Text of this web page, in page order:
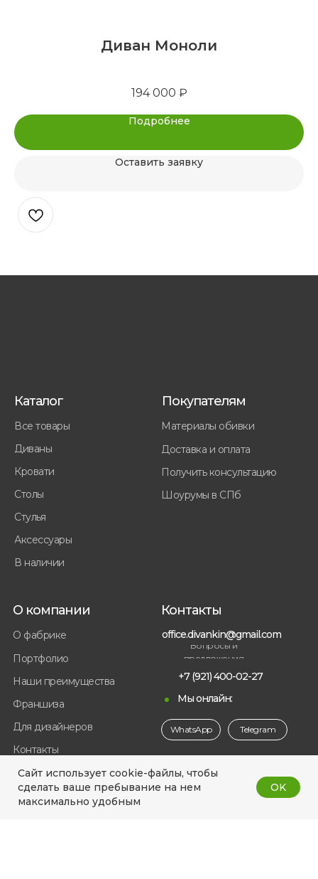
Сайт использует cookie-файлы, чтобы
сделать ваше пребывание на нем
максимально удобным
OK
Диван Моноли
194 000 ₽
Подробнее
Оставить заявку
Все товары
Диваны
Кровати
Стулья
Столы
Аксессуары
В наличии
Каталог
Материалы обивки
Доставка и оплата
Получить консультацию
Шоурумы в СПб
Покупателям
О фабрике
Портфолио
Наши преимущества
Франшиза
О компании
Контакты
Контакты
office.divankin@gmail.com
Вопросы и
предложения
+7 (921) 400-02-27
Мы онлайн:
WhatsApp Telegram
ИП Журавлев Кирилл Игоревич
Для дизайнеров